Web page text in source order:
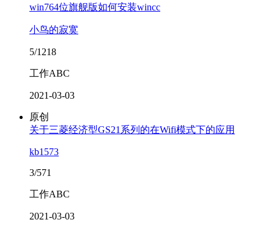
win764位旗舰版如何安装wincc
小鸟的寂寞
5/1218
工作ABC
2021-03-03
原创
关于三菱经济型GS21系列的在Wifi模式下的应用
kb1573
3/571
工作ABC
2021-03-03